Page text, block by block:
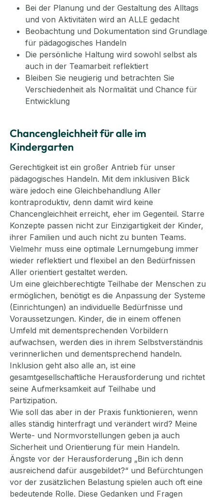
Bei der Planung und der Gestaltung des Alltags
und von Aktivitäten wird an ALLE gedacht
Beobachtung und Dokumentation sind Grundlage
für pädagogisches Handeln
Die persönliche Haltung wird sowohl selbst als
auch in der Teamarbeit reflektiert
Bleiben Sie neugierig und betrachten Sie
Verschiedenheit als Normalität und Chance für
Entwicklung
Chancengleichheit für alle im
Kindergarten
Gerechtigkeit ist ein großer Antrieb für unser
pädagogisches Handeln. Mit dem inklusiven Blick
wäre jedoch eine Gleichbehandlung Aller
kontraproduktiv, denn damit wird keine
Chancengleichheit erreicht, eher im Gegenteil. Starre
Konzepte passen nicht zur Einzigartigkeit der Kinder,
ihrer Familien und auch nicht zu bunten Teams.
Vielmehr muss eine optimale Lernumgebung immer
wieder reflektiert und flexibel an den Bedürfnissen
Aller orientiert gestaltet werden.
Um eine gleichberechtigte Teilhabe der Menschen zu
ermöglichen, benötigt es die Anpassung der Systeme
(Einrichtungen) an individuelle Bedürfnisse und
Voraussetzungen. Kinder, die in einem offenen
Umfeld mit dementsprechenden Vorbildern
aufwachsen, werden dies in ihrem Selbstverständnis
verinnerlichen und dementsprechend handeln.
Inklusion geht also alle an, ist eine
gesamtgesellschaftliche Herausforderung und richtet
seine Aufmerksamkeit auf Teilhabe und
Partizipation.
Wie soll das aber in der Praxis funktionieren, wenn
alles ständig hinterfragt und verändert wird? Meine
Werte- und Normvorstellungen geben ja auch
Sicherheit und Orientierung für mein Handeln.
Ängste vor der Herausforderung „Bin ich denn
ausreichend dafür ausgebildet?“ und Befürchtungen
vor der zusätzlichen Belastung spielen auch oft eine
bedeutende Rolle. Diese Gedanken und Fragen